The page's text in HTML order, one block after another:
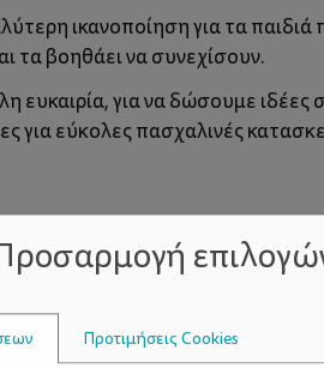
ικανοποίηση για τα
τα βοηθάει να συνεχίσουν.
ευκαιρία, για να δώσουμε
για εύκολες πασχαλινές
κλίμα και να
Προτιμήσεις Cookies